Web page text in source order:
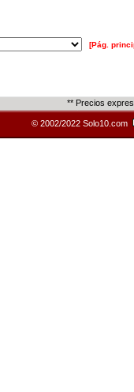
[Pág.
** Precios
© 2002/2022 Solo10.com